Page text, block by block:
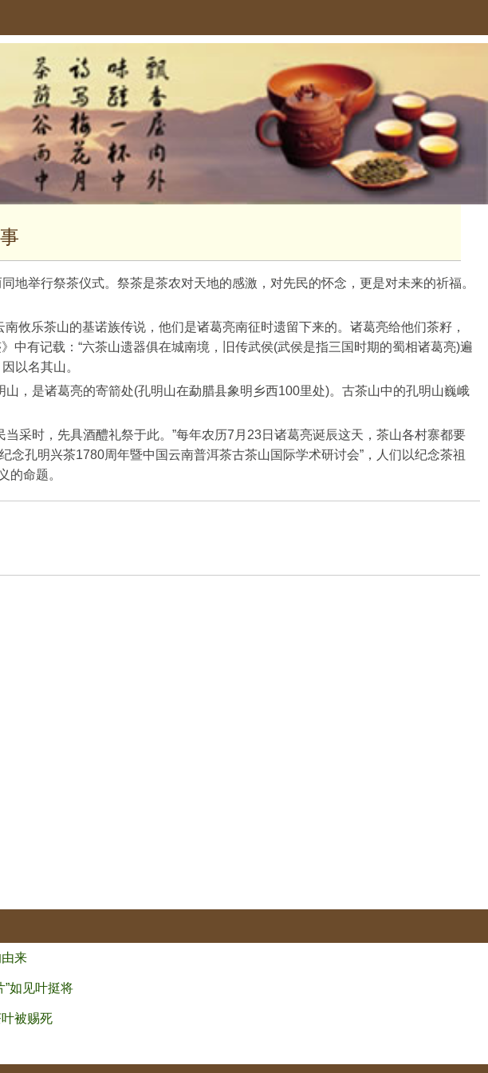
举行祭茶仪式。祭茶是茶农对天地的感激，对先民的怀念，更是对未来的祈福。
攸乐茶山的基诺族传说，他们是诸葛亮南征时遗留下来的。诸葛亮给他们茶籽，
中有记载：“六茶山遗器俱在城南境，旧传武侯(武侯是指三国时期的蜀相诸葛亮)遍
以名其山。
，是诸葛亮的寄箭处(孔明山在勐腊县象明乡西100里处)。古茶山中的孔明山巍峨
采时，先具酒醴礼祭于此。”每年农历7月23日诸葛亮诞辰这天，茶山各村寨都要
孔明兴茶1780周年暨中国云南普洱茶古茶山国际学术研讨会”，人们以纪念茶祖
的命题。
来
”如见叶挺将
被赐死